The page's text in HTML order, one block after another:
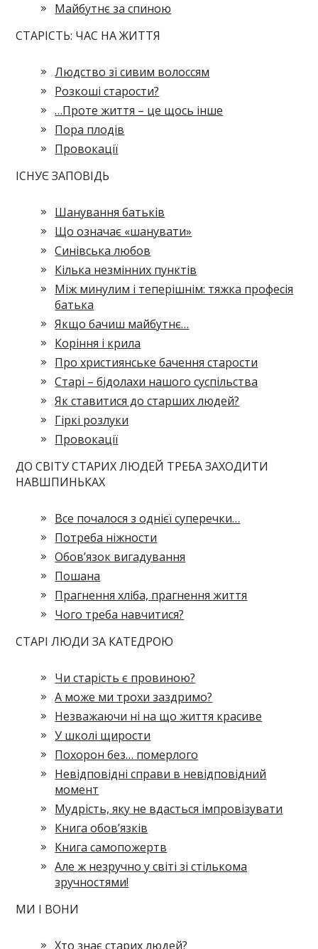
Майбутнє за спиною
СТАРІСТЬ: ЧАС НА ЖИТТЯ
Людство зі сивим волоссям
Розкоші старости?
…Проте життя – це щось інше
Пора плодів
Провокації
ІСНУЄ ЗАПОВІДЬ
Шанування батьків
Що означає «шанувати»
Синівська любов
Кілька незмінних пунктів
Між минулим і теперішнім: тяжка професія
батька
Якщо бачиш майбутнє…
Коріння і крила
Про християнське бачення старости
Старі – бідолахи нашого суспільства
Як ставитися до старших людей?
Гіркі розлуки
Провокації
ДО СВІТУ СТАРИХ ЛЮДЕЙ ТРЕБА ЗАХОДИТИ
НАВШПИНЬКАХ
Все почалося з однієї суперечки…
Потреба ніжности
Обов’язок вигадування
Пошана
Прагнення хліба, прагнення життя
Чого треба навчитися?
СТАРІ ЛЮДИ ЗА КАТЕДРОЮ
Чи старість є провиною?
А може ми трохи заздримо?
Незважаючи ні на що життя красиве
У школі щирости
Похорон без… померлого
Невідповідні справи в невідповідний
момент
Мудрість, яку не вдасться імпровізувати
Книга обов’язків
Книга самопожертв
Але ж незручно у світі зі стількома
зручностями!
МИ І ВОНИ
Хто знає старих людей?